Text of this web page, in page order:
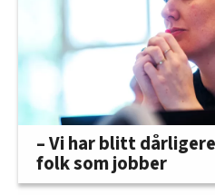
– Vi har blitt
folk som jobber